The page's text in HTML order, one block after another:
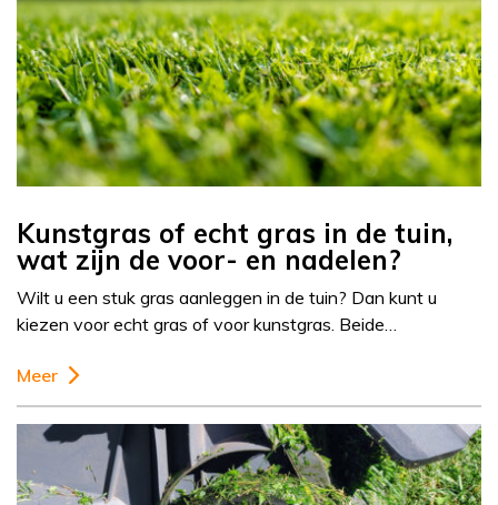
Kunstgras of echt gras in de tuin,
wat zijn de voor- en nadelen?
Wilt u een stuk gras aanleggen in de tuin? Dan kunt u
kiezen voor echt gras of voor kunstgras. Beide…
Meer